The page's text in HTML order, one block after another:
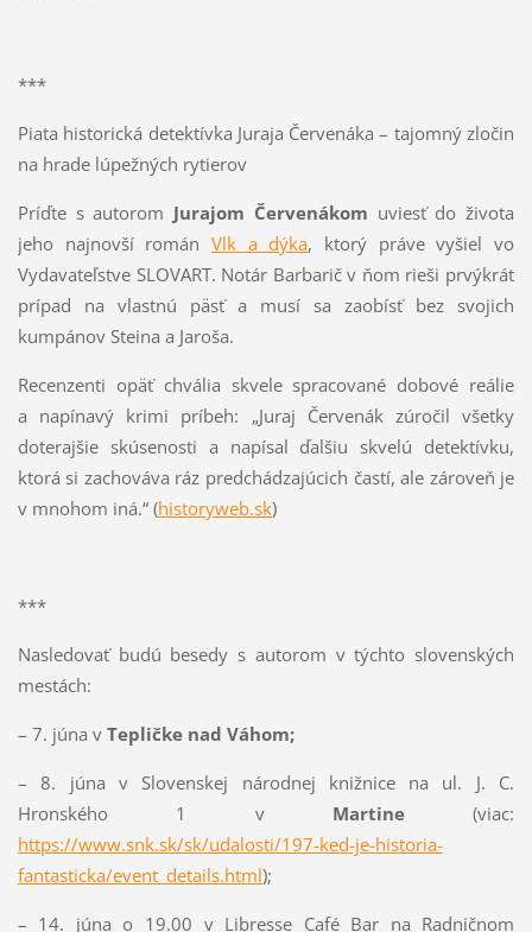
***
Piata historická detektívka Juraja Červenáka – tajomný zločin
na hrade lúpežných rytierov
Príďte s autorom Jurajom Červenákom uviesť do života
jeho najnovší román Vlk a dýka, ktorý práve vyšiel vo
Vydavateľstve SLOVART. Notár Barbarič v ňom rieši prvýkrát
prípad na vlastnú päsť a musí sa zaobísť bez svojich
kumpánov Steina a Jaroša.
Recenzenti opäť chvália skvele spracované dobové reálie
a napínavý krimi príbeh: „Juraj Červenák zúročil všetky
doterajšie skúsenosti a napísal ďalšiu skvelú detektívku,
ktorá si zachováva ráz predchádzajúcich častí, ale zároveň je
v mnohom iná.“ (historyweb.sk)
***
Nasledovať budú besedy s autorom v týchto slovenských
mestách:
– 7. júna v Tepličke nad Váhom;
– 8. júna v Slovenskej národnej knižnice na ul. J. C.
Hronského 1 v Martine(viac:
https://www.snk.sk/sk/udalosti/197-ked-je-historia-
fantasticka/event_details.html);
– 14. júna o 19.00 v Libresse Café Bar na Radničnom